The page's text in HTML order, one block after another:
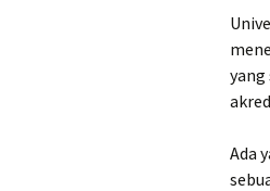
Kuliner Malam
Sate Kambing
Sego Gule 10K
Ada